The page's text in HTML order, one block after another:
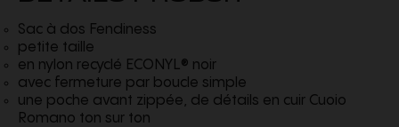
Sac à dos Fendiness
petite taille
en nylon recyclé ECONYL® noir
avec fermeture par boucle simple
une poche avant zippée, de détails en cuir Cuoio
Romano ton sur ton